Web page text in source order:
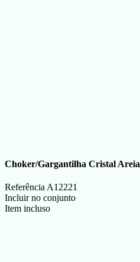
Choker/Gargantilha Cristal Areia
Referência A12221
Incluir no conjunto
Item incluso